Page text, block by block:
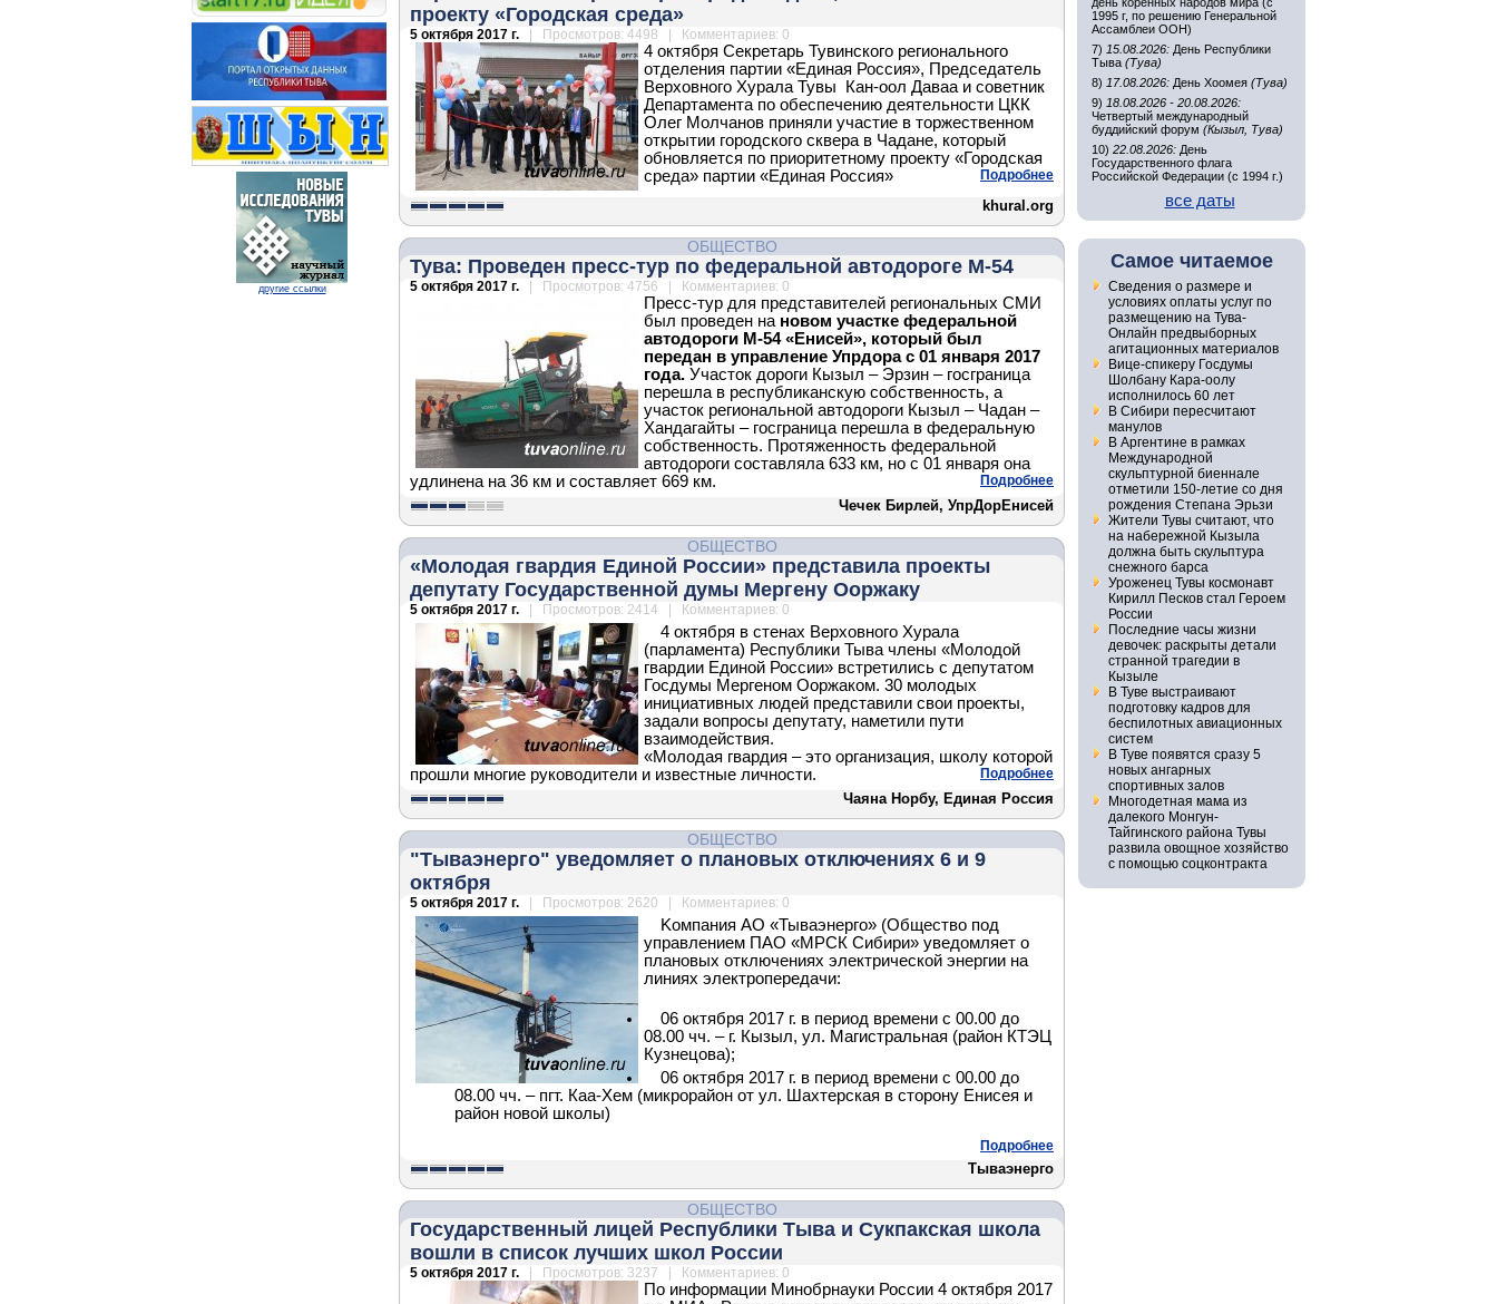
другие ссылки
проекту «Городская среда»
5 октября 2017 г. | Просмотров: 4498 | Комментариев: 0
4 октября Секретарь Тувинского регионального
отделения партии «Единая Россия», Председатель
Верховного Хурала Тувы Кан-оол Даваа и советник
Департамента по обеспечению деятельности ЦКК
Олег Молчанов приняли участие в торжественном
открытии городского сквера в Чадане, который
обновляется по приоритетному проекту «Городская
среда» партии «Единая Россия»
Подробнее
khural.org
ОБЩЕСТВО
Тува: Проведен пресс-тур по федеральной автодороге М-54
5 октября 2017 г. | Просмотров: 4756 | Комментариев: 0
Пресс-тур для представителей региональных СМИ
был проведен на новом участке федеральной
автодороги М-54 «Енисей», который был
передан в управление Упрдора с 01 января 2017
года. Участок дороги Кызыл – Эрзин – госграница
перешла в республиканскую собственность, а
участок региональной автодороги Кызыл – Чадан –
Хандагайты – госграница перешла в федеральную
собственность. Протяженность федеральной
автодороги составляла 633 км, но с 01 января она
удлинена на 36 км и составляет 669 км.
Подробнее
Чечек Бирлей, УпрДорЕнисей
ОБЩЕСТВО
«Молодая гвардия Единой России» представила проекты
депутату Государственной думы Мергену Ооржаку
5 октября 2017 г. | Просмотров: 2414 | Комментариев: 0
4 октября в стенах Верховного Хурала
(парламента) Республики Тыва члены «Молодой
гвардии Единой России» встретились с депутатом
Госдумы Мергеном Ооржаком. 30 молодых
инициативных людей представили свои проекты,
задали вопросы депутату, наметили пути
взаимодействия.
«Молодая гвардия – это организация, школу которой
прошли многие руководители и известные личности.
Подробнее
Чаяна Норбу, Единая Россия
ОБЩЕСТВО
"Тываэнерго" уведомляет о плановых отключениях 6 и 9
октября
5 октября 2017 г. | Просмотров: 2620 | Комментариев: 0
Kомпания АО «Тываэнерго» (Общество под
управлением ПАО «МРСК Сибири» уведомляет о
плановых отключениях электрической энергии на
линиях электропередачи:
06 октября 2017 г. в период времени с 00.00 до
08.00 чч. – г. Кызыл, ул. Магистральная (район КТЭЦ
Кузнецова);
06 октября 2017 г. в период времени с 00.00 до
08.00 чч. – пгт. Каа-Хем (микрорайон от ул. Шахтерская в сторону Енисея и
район новой школы)
Подробнее
Тываэнерго
ОБЩЕСТВО
Государственный лицей Республики Тыва и Сукпакская школа
вошли в список лучших школ России
5 октября 2017 г. | Просмотров: 3237 | Комментариев: 0
По информации Минобрнауки России 4 октября 2017
1995 г, по решению Генеральной
Ассамблеи ООН)
7) 15.08.2026: День Республики
Тыва (Тува)
8) 17.08.2026: День Хоомея (Тува)
9) 18.08.2026 - 20.08.2026:
Четвертый международный
буддийский форум (Кызыл, Тува)
10) 22.08.2026: День
Государственного флага
Российской Федерации (с 1994 г.)
все даты
Самое читаемое
Сведения о размере и
условиях оплаты услуг по
размещению на Тува-
Онлайн предвыборных
агитационных материалов
Вице-спикеру Госдумы
Шолбану Кара-оолу
исполнилось 60 лет
В Сибири пересчитают
манулов
В Аргентине в рамках
Международной
скульптурной биеннале
отметили 150-летие со дня
рождения Степана Эрьзи
Жители Тувы считают, что
на набережной Кызыла
должна быть скульптура
снежного барса
Уроженец Тувы космонавт
Кирилл Песков стал Героем
России
Последние часы жизни
девочек: раскрыты детали
странной трагедии в
Кызыле
В Туве выстраивают
подготовку кадров для
беспилотных авиационных
систем
В Туве появятся сразу 5
новых ангарных
спортивных залов
Многодетная мама из
далекого Монгун-
Тайгинского района Тувы
развила овощное хозяйство
с помощью соцконтракта